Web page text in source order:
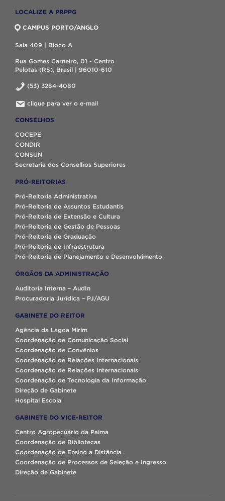
LOCALIZE A PRPPG
CAMPUS PORTO/ANGLO
Sala 409 | Bloco A
Rua Gomes Carneiro, 01 - Centro
Pelotas (RS), Brasil | 96010-610
(53) 3284-4080
clique para ver o e-mail
CONSELHOS
COCEPE
CONDIR
CONSUN
Secretaria dos Conselhos Superiores
PRÓ-REITORIAS
Pró-Reitoria Administrativa
Pró-Reitoria de Assuntos Estudantis
Pró-Reitoria de Extensão e Cultura
Pró-Reitoria de Gestão de Pessoas
Pró-Reitoria de Graduação
Pró-Reitoria de Infraestrutura
Pró-Reitoria de Planejamento e Desenvolvimento
ÓRGÃOS DA ADMINISTRAÇÃO
Auditoria Interna – AudIn
Procuradoria Jurídica – PJ/AGU
GABINETE DO REITOR
Agência da Lagoa Mirim
Coordenação de Comunicação Social
Coordenação de Convênios
Coordenação de Relações Internacionais
Coordenação de Relações Internacionais
Coordenação de Tecnologia da Informação
Direção de Gabinete
Hospital Escola
GABINETE DO VICE-REITOR
Centro Agropecuário da Palma
Coordenação de Bibliotecas
Coordenação de Ensino a Distância
Coordenação de Processos de Seleção e Ingresso
Direção de Gabinete